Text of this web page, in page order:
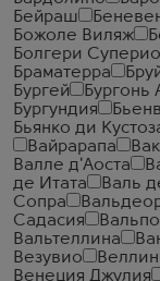
Бейраш
Божоле Виляж
Болгери
Браматерра
Бургей
Бургонь
Бургундия
Бьянко ди
Вайрарапа
Валле д'Аоста
де Итата
Валь
Сопра
Садасия
Вальтеллина
Везувио
Венеция Джулия